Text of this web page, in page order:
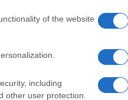
of the website
including
other user protection.
un
offerto